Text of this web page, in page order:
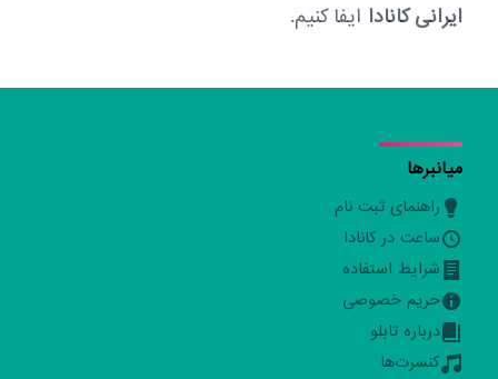
ایرانی کانادا ایفا کنیم.
میانبرها
راهنمای ثبت نام
ساعت در کانادا
شرایط استفاده
حریم خصوصی
درباره تابلو
کنسرت‌ها